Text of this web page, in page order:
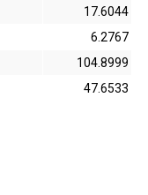
17.6044
6.2767
104.8999
47.6533